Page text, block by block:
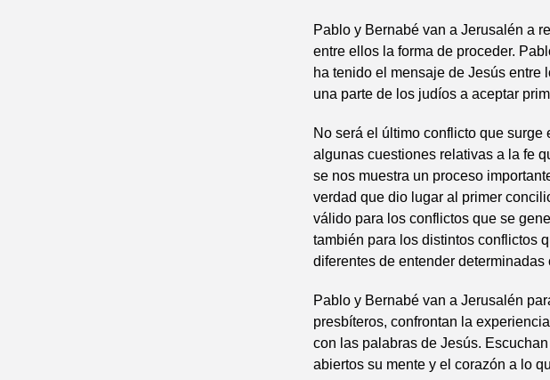
Pablo y Bernabé van a Jerusalén a
entre ellos la forma de proceder.
ha tenido el mensaje de Jesús
una parte de los judíos a aceptar
No será el último conflicto que
algunas cuestiones relativas a la fe
se nos muestra un proceso
verdad que dio lugar al primer
válido para los conflictos que se
también para los distintos conflictos
diferentes de entender determinadas
Pablo y Bernabé van a Jerusalén
presbíteros, confrontan la
con las palabras de Jesús.
abiertos su mente y el corazón a lo